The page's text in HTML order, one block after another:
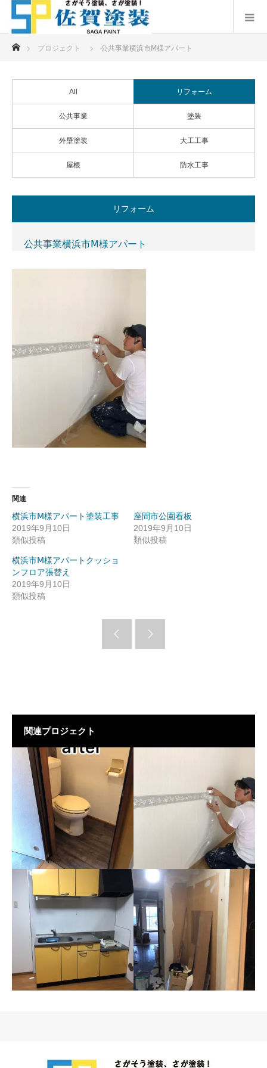
プロジェクト 公共事業横浜市Ⅿ様アパート
All リフォーム
公共事業 塗装
外壁塗装 大工工事
屋根 防水工事
リフォーム
公共事業横浜市Ⅿ様アパート
関連
横浜市Ⅿ様アパート塗装工事
2019年9月10日
類似投稿
座間市公園看板
2019年9月10日
類似投稿
横浜市Ⅿ様アパートクッショ
ンフロア張替え
2019年9月10日
類似投稿
関連プロジェクト
横浜市Ⅿ様アパートクッ
ションフロア張替え
公共事業横浜市Ⅿ様アパ
ート
室内リフォーム工事